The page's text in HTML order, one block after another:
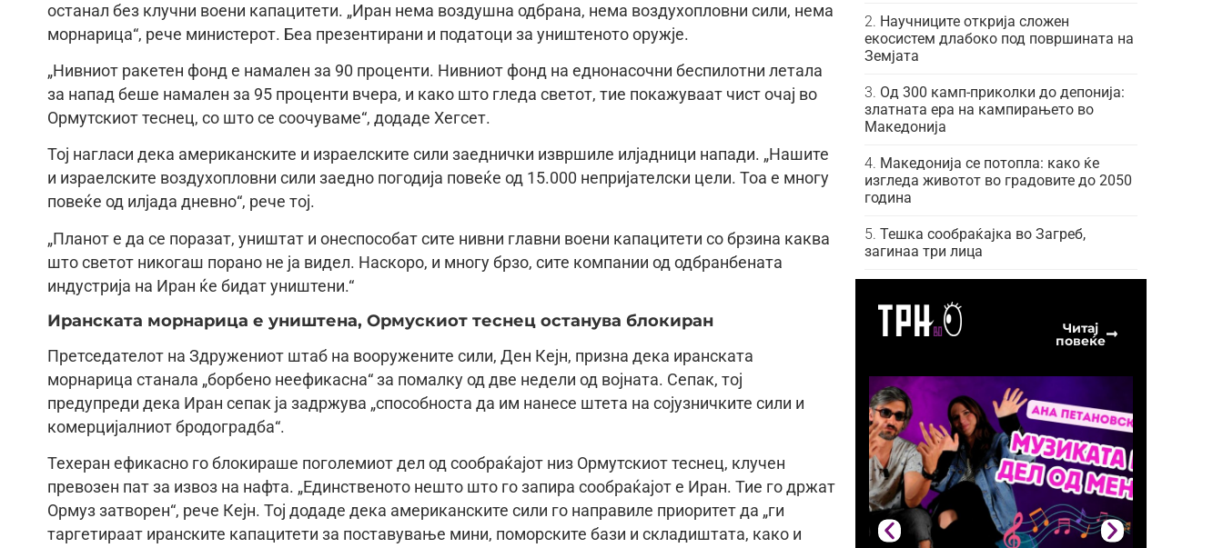
останал без клучни воени капацитети. „Иран нема воздушна одбрана, нема воздухопловни сили, нема
морнарица“, рече министерот. Беа презентирани и податоци за уништеното оружје.
„Нивниот ракетен фонд е намален за 90 проценти. Нивниот фонд на еднонасочни беспилотни летала
за напад беше намален за 95 проценти вчера, и како што гледа светот, тие покажуваат чист очај во
Ормутскиот теснец, со што се соочуваме“, додаде Хегсет.
Тој нагласи дека американските и израелските сили заеднички извршиле илјадници напади. „Нашите
и израелските воздухопловни сили заедно погодија повеќе од 15.000 непријателски цели. Тоа е многу
повеќе од илјада дневно“, рече тој.
„Планот е да се поразат, уништат и онеспособат сите нивни главни воени капацитети со брзина каква
што светот никогаш порано не ја видел. Наскоро, и многу брзо, сите компании од одбранбената
индустрија на Иран ќе бидат уништени.“
Иранската морнарица е уништена, Ормускиот теснец останува блокиран
Претседателот на Здружениот штаб на вооружените сили, Ден Кејн, призна дека иранската
морнарица станала „борбено неефикасна“ за помалку од две недели од војната. Сепак, тој
предупреди дека Иран сепак ја задржува „способноста да им нанесе штета на сојузничките сили и
комерцијалниот бродоградба“.
Техеран ефикасно го блокираше поголемиот дел од сообраќајот низ Ормутскиот теснец, клучен
превозен пат за извоз на нафта. „Единственото нешто што го запира сообраќајот е Иран. Тие го држат
Ормуз затворен“, рече Кејн. Тој додаде дека американските сили го направиле приоритет да „ги
таргетираат иранските капацитети за поставување мини, поморските бази и складиштата, како и
Научниците открија сложен
екосистем длабоко под површината на
Земјата
Од 300 камп-приколки до депонија:
златната ера на кампирањето во
Македонија
Македонија се потопла: како ќе
изгледа животот во градовите до 2050
година
Тешка сообраќајка во Загреб,
загинаа три лица
Читај
повеќе